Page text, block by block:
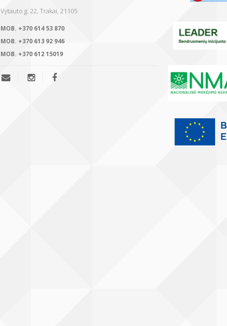
Vytauto g. 22, Trakai, 21105
MOB. +370 614 53 870
MOB. +370 613 92 946
MOB. +370 612 15019